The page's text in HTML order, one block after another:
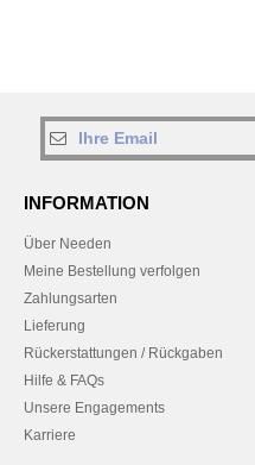
INFORMATION
Über Needen
Meine Bestellung verfolgen
Zahlungsarten
Lieferung
Rückerstattungen / Rückgaben
Hilfe & FAQs
Unsere Engagements
Karriere